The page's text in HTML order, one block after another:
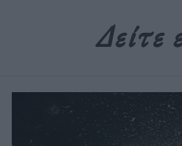
Δείτε